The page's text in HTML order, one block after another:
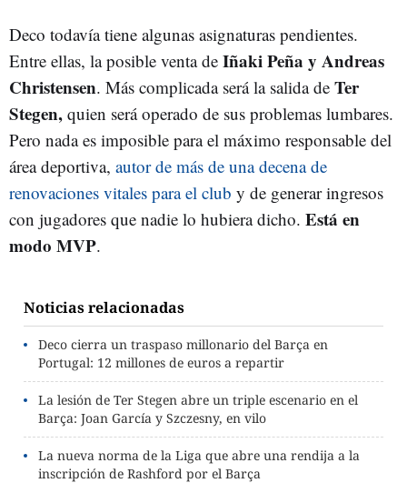
Deco todavía tiene algunas asignaturas pendientes.
Entre ellas, la posible venta de Iñaki Peña y Andreas
Christensen. Más complicada será la salida de Ter
Stegen, quien será operado de sus problemas lumbares.
Pero nada es imposible para el máximo responsable del
área deportiva, autor de más de una decena de
renovaciones vitales para el club y de generar ingresos
con jugadores que nadie lo hubiera dicho. Está en
modo MVP.
Noticias relacionadas
Deco cierra un traspaso millonario del Barça en
Portugal: 12 millones de euros a repartir
La lesión de Ter Stegen abre un triple escenario en el
Barça: Joan García y Szczesny, en vilo
La nueva norma de la Liga que abre una rendija a la
inscripción de Rashford por el Barça